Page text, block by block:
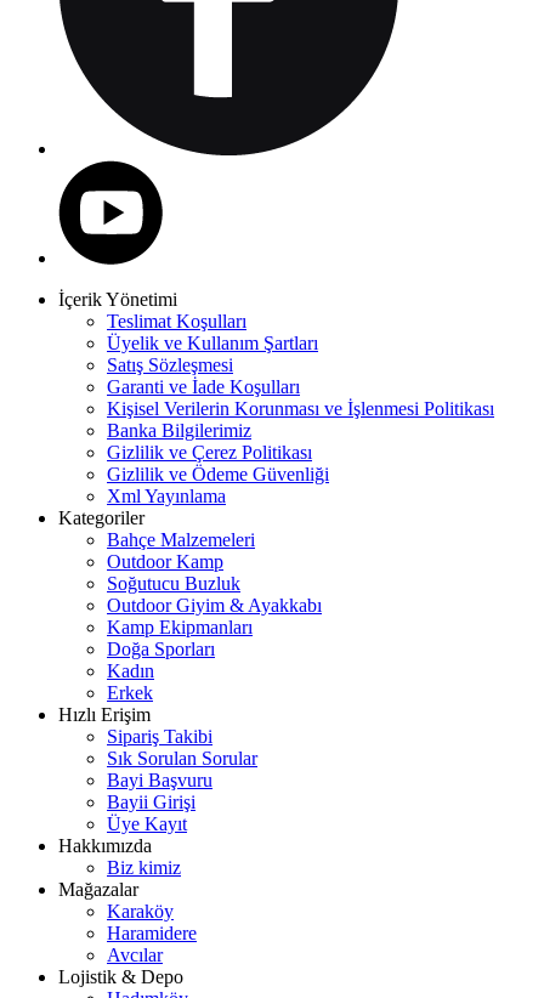
İçerik Yönetimi
Teslimat Koşulları
Üyelik ve Kullanım Şartları
Satış Sözleşmesi
Garanti ve İade Koşulları
Kişisel Verilerin Korunması ve İşlenmesi Politikası
Banka Bilgilerimiz
Gizlilik ve Çerez Politikası
Gizlilik ve Ödeme Güvenliği
Xml Yayınlama
Kategoriler
Bahçe Malzemeleri
Outdoor Kamp
Soğutucu Buzluk
Outdoor Giyim & Ayakkabı
Kamp Ekipmanları
Doğa Sporları
Kadın
Erkek
Hızlı Erişim
Sipariş Takibi
Sık Sorulan Sorular
Bayi Başvuru
Bayii Girişi
Üye Kayıt
Hakkımızda
Biz kimiz
Mağazalar
Karaköy
Haramidere
Avcılar
Lojistik & Depo